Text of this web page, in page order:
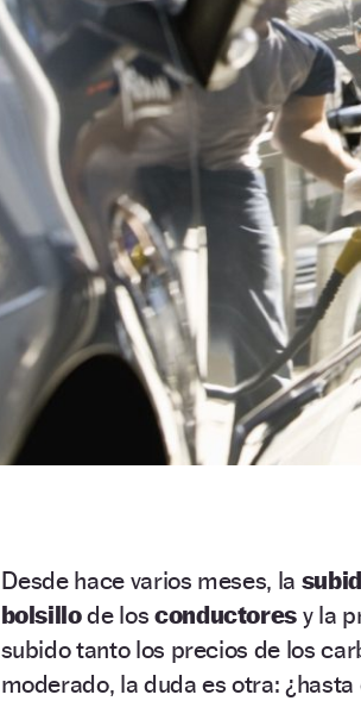
Desde hace varios meses, la
bolsillode los conductores y la
subido tanto los precios de los
moderado, la duda es otra: